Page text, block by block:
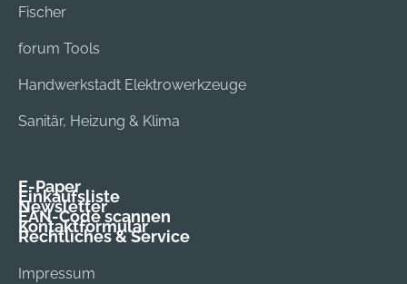
Fischer
forum Tools
Handwerkstadt Elektrowerkzeuge
Sanitär, Heizung & Klima
E-Paper
Einkaufsliste
Newsletter
EAN-Code scannen
Kontaktformular
Rechtliches & Service
Impressum